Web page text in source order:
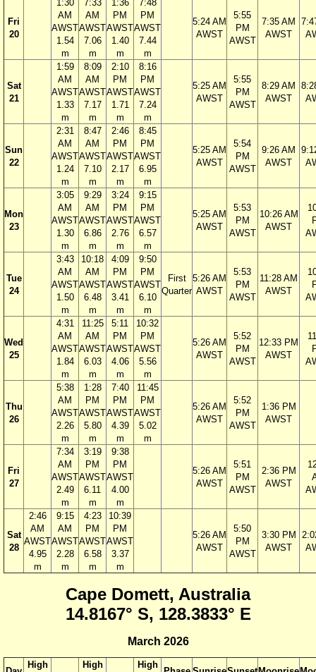
Fri
20
1:30
AM
AWST
1.54
m
7:33
AM
AWST
7.06
m
1:36
PM
AWST
1.40
m
7:48
PM
AWST
7.44
m
5:24 AM
AWST
5:55
PM
AWST
7:35 AM
AWST
Sat
21
1:59
AM
AWST
1.33
m
8:09
AM
AWST
7.17
m
2:10
PM
AWST
1.71
m
8:16
PM
AWST
7.24
m
5:25 AM
AWST
5:55
PM
AWST
8:29 AM
AWST
Sun
22
2:31
AM
AWST
1.24
m
8:47
AM
AWST
7.10
m
2:46
PM
AWST
2.17
m
8:45
PM
AWST
6.95
m
5:25 AM
AWST
5:54
PM
AWST
9:26 AM
AWST
Mon
23
3:05
AM
AWST
1.30
m
9:29
AM
AWST
6.86
m
3:24
PM
AWST
2.76
m
9:15
PM
AWST
6.57
m
5:25 AM
AWST
5:53
PM
AWST
10:26 AM
AWST
Tue
24
3:43
AM
AWST
1.50
m
10:18
AM
AWST
6.48
m
4:09
PM
AWST
3.41
m
9:50
PM
AWST
6.10
m
First
Quarter
5:26 AM
AWST
5:53
PM
AWST
11:28 AM
AWST
Wed
25
4:31
AM
AWST
1.84
m
11:25
AM
AWST
6.03
m
5:11
PM
AWST
4.06
m
10:32
PM
AWST
5.56
m
5:26 AM
AWST
5:52
PM
AWST
12:33 PM
AWST
Thu
26
5:38
AM
AWST
2.26
m
1:28
PM
AWST
5.80
m
7:40
PM
AWST
4.39
m
11:45
PM
AWST
5.02
m
5:26 AM
AWST
5:52
PM
AWST
1:36 PM
AWST
Fri
27
7:34
AM
AWST
2.49
m
3:19
PM
AWST
6.11
m
9:38
PM
AWST
4.00
m
5:26 AM
AWST
5:51
PM
AWST
2:36 PM
AWST
Sat
28
2:46
AM
AWST
4.95
m
9:15
AM
AWST
2.28
m
4:23
PM
AWST
6.58
m
10:39
PM
AWST
3.37
m
5:26 AM
AWST
5:50
PM
AWST
3:30 PM
AWST
Cape Domett, Australia
14.8167° S, 128.3833° E
March 2026
High
High
High